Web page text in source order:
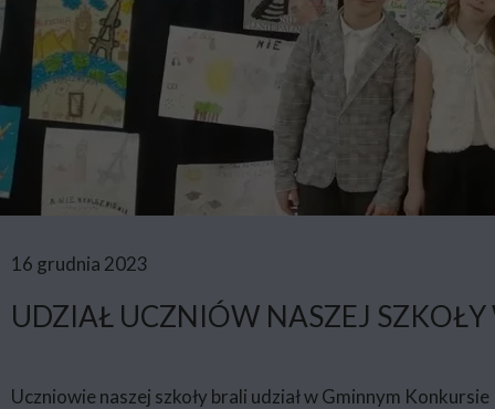
16 grudnia 2023
UDZIAŁ UCZNIÓW NASZEJ
Uczniowie naszej szkoły brali udział w Gminnym